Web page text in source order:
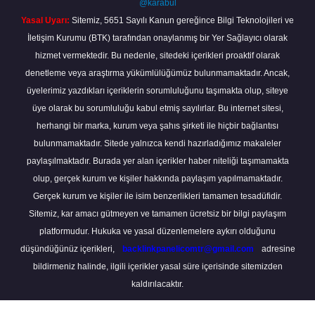
@karabul
Yasal Uyarı: Sitemiz, 5651 Sayılı Kanun gereğince Bilgi Teknolojileri ve
İletişim Kurumu (BTK) tarafından onaylanmış bir Yer Sağlayıcı olarak
hizmet vermektedir. Bu nedenle, sitedeki içerikleri proaktif olarak
denetleme veya araştırma yükümlülüğümüz bulunmamaktadır. Ancak,
üyelerimiz yazdıkları içeriklerin sorumluluğunu taşımakta olup, siteye
üye olarak bu sorumluluğu kabul etmiş sayılırlar. Bu internet sitesi,
herhangi bir marka, kurum veya şahıs şirketi ile hiçbir bağlantısı
bulunmamaktadır. Sitede yalnızca kendi hazırladığımız makaleler
paylaşılmaktadır. Burada yer alan içerikler haber niteliği taşımamakta
olup, gerçek kurum ve kişiler hakkında paylaşım yapılmamaktadır.
Gerçek kurum ve kişiler ile isim benzerlikleri tamamen tesadüfidir.
Sitemiz, kar amacı gütmeyen ve tamamen ücretsiz bir bilgi paylaşım
platformudur. Hukuka ve yasal düzenlemelere aykırı olduğunu
düşündüğünüz içerikleri,
backlinkpanelicomtr@gmail.com
adresine
bildirmeniz halinde, ilgili içerikler yasal süre içerisinde sitemizden
kaldırılacaktır.